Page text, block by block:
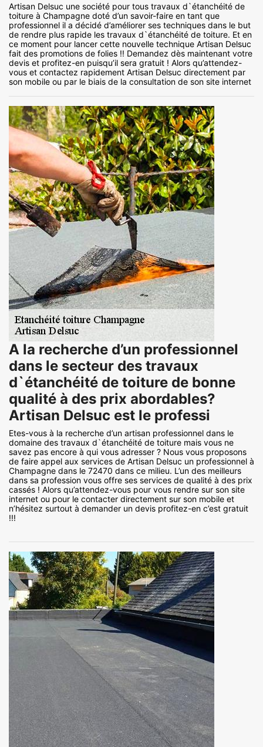
Artisan Delsuc une société pour tous travaux d`étanchéité de
toiture à Champagne doté d’un savoir-faire en tant que
professionnel il a décidé d’améliorer ses techniques dans le but
de rendre plus rapide les travaux d`étanchéité de toiture. Et en
ce moment pour lancer cette nouvelle technique Artisan Delsuc
fait des promotions de folies !! Demandez dès maintenant votre
devis et profitez-en puisqu’il sera gratuit ! Alors qu’attendez-
vous et contactez rapidement Artisan Delsuc directement par
son mobile ou par le biais de la consultation de son site internet
A la recherche d’un professionnel
dans le secteur des travaux
d`étanchéité de toiture de bonne
qualité à des prix abordables?
Artisan Delsuc est le professi
Etes-vous à la recherche d’un artisan professionnel dans le
domaine des travaux d`étanchéité de toiture mais vous ne
savez pas encore à qui vous adresser ? Nous vous proposons
de faire appel aux services de Artisan Delsuc un professionnel à
Champagne dans le 72470 dans ce milieu. L’un des meilleurs
dans sa profession vous offre ses services de qualité à des prix
cassés ! Alors qu’attendez-vous pour vous rendre sur son site
internet ou pour le contacter directement sur son mobile et
n’hésitez surtout à demander un devis profitez-en c’est gratuit
!!!